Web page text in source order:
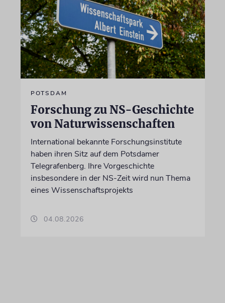
POTSDAM
Forschung zu NS-Geschichte
von Naturwissenschaften
International bekannte Forschungsinstitute
haben ihren Sitz auf dem Potsdamer
Telegrafenberg. Ihre Vorgeschichte
insbesondere in der NS-Zeit wird nun Thema
eines Wissenschaftsprojekts
04.08.2026